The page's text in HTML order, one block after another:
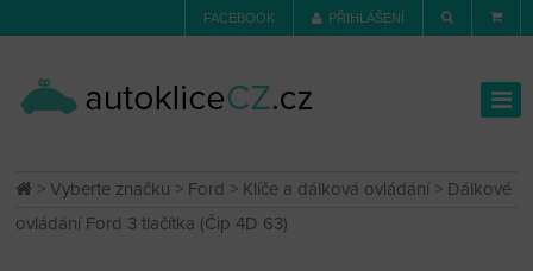
FACEBOOK PŘIHLÁŠENÍ
>Vyberte značku > Ford > Klíče a dálková ovládání> Dálkové
ovládání Ford 3 tlačítka (Čip 4D 63)